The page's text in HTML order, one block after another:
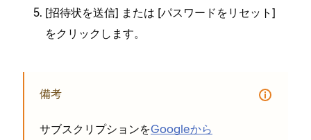
[⁠招待状を送信⁠] または [⁠パスワ⁠ードをリセ⁠ット ⁠]
をクリ⁠ックします⁠。
備考
サブスクリプシ⁠ョンをGoogleから